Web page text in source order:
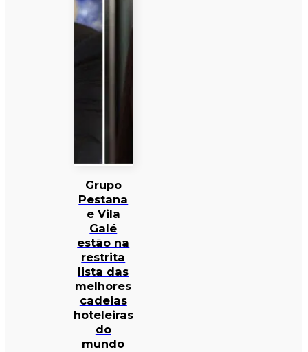
Grupo
Pestana
e Vila
Galé
estão na
restrita
lista das
melhores
cadeias
hoteleiras
do
mundo